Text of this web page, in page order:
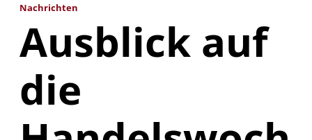
Nachrichten
Ausblick auf
die